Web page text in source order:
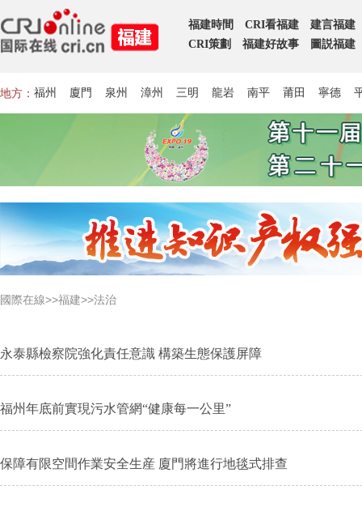
福建時間 CRI看福建
建言福建
CRI策劃
福建好故事 圖説福建
地方： 福州 廈門 泉州 漳州 三明 龍岩 南平 莆田 寧德
國際在線>>福建>>法治
​永泰縣檢察院強化責任意識 構築生態保護屏障
福州年底前實現污水管網“健康每一公里”
保障有限空間作業安全生産 廈門將進行地毯式排查